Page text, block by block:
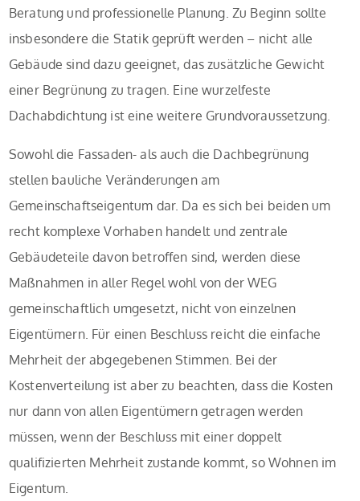
Beratung und professionelle Planung. Zu Beginn sollte
insbesondere die Statik geprüft werden – nicht alle
Gebäude sind dazu geeignet, das zusätzliche Gewicht
einer Begrünung zu tragen. Eine wurzelfeste
Dachabdichtung ist eine weitere Grundvoraussetzung.
Sowohl die Fassaden- als auch die Dachbegrünung
stellen bauliche Veränderungen am
Gemeinschaftseigentum dar. Da es sich bei beiden um
recht komplexe Vorhaben handelt und zentrale
Gebäudeteile davon betroffen sind, werden diese
Maßnahmen in aller Regel wohl von der WEG
gemeinschaftlich umgesetzt, nicht von einzelnen
Eigentümern. Für einen Beschluss reicht die einfache
Mehrheit der abgegebenen Stimmen. Bei der
Kostenverteilung ist aber zu beachten, dass die Kosten
nur dann von allen Eigentümern getragen werden
müssen, wenn der Beschluss mit einer doppelt
qualifizierten Mehrheit zustande kommt, so Wohnen im
Eigentum.